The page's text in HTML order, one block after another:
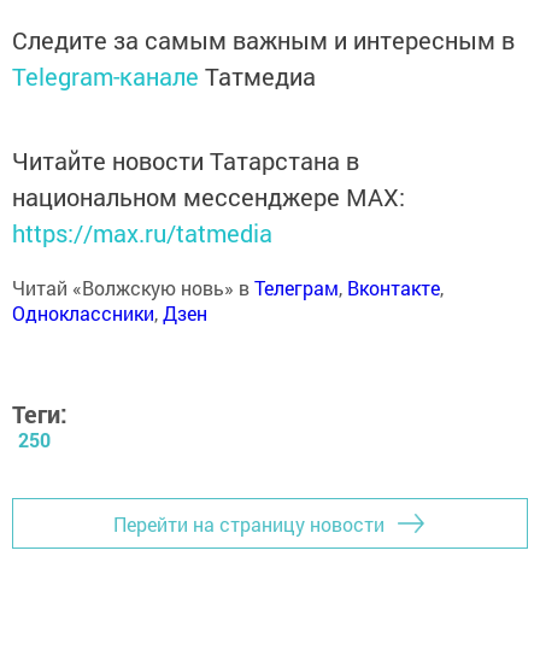
Следите за самым важным и интересным в
Telegram-канале Татмедиа
Читайте новости Татарстана в
национальном мессенджере MАХ:
https://max.ru/tatmedia
Читай «Волжскую новь» вТелеграм, Вконтакте,
Одноклассники,Дзен
Теги:
250
Перейти на страницу новости